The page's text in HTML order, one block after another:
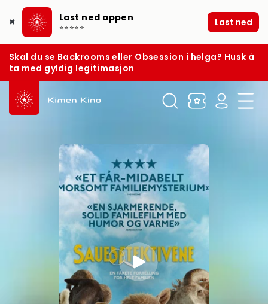
✖ Last ned appen
⭐⭐⭐⭐⭐ Last ned
Skal du se Backrooms eller Obsession i helga? Husk å
ta med gyldig legitimasjon